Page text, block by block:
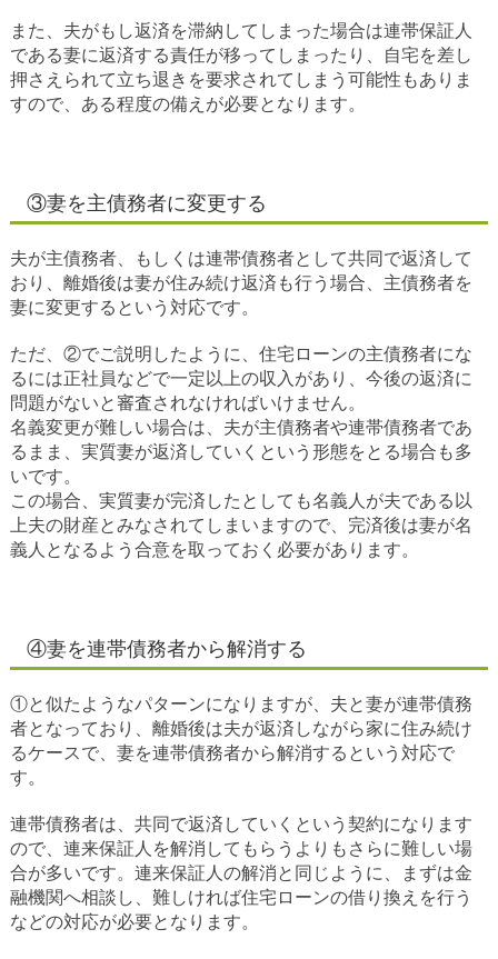
また、夫がもし返済を滞納してしまった場合は連帯保証人
である妻に返済する責任が移ってしまったり、自宅を差し
押さえられて立ち退きを要求されてしまう可能性もありま
すので、ある程度の備えが必要となります。
③妻を主債務者に変更する
夫が主債務者、もしくは連帯債務者として共同で返済して
おり、離婚後は妻が住み続け返済も行う場合、主債務者を
妻に変更するという対応です。
ただ、②でご説明したように、住宅ローンの主債務者にな
るには正社員などで一定以上の収入があり、今後の返済に
問題がないと審査されなければいけません。
名義変更が難しい場合は、夫が主債務者や連帯債務者であ
るまま、実質妻が返済していくという形態をとる場合も多
いです。
この場合、実質妻が完済したとしても名義人が夫である以
上夫の財産とみなされてしまいますので、完済後は妻が名
義人となるよう合意を取っておく必要があります。
④妻を連帯債務者から解消する
①と似たようなパターンになりますが、夫と妻が連帯債務
者となっており、離婚後は夫が返済しながら家に住み続け
るケースで、妻を連帯債務者から解消するという対応で
す。
連帯債務者は、共同で返済していくという契約になります
ので、連来保証人を解消してもらうよりもさらに難しい場
合が多いです。連来保証人の解消と同じように、まずは金
融機関へ相談し、難しければ住宅ローンの借り換えを行う
などの対応が必要となります。